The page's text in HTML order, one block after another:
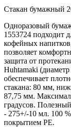
Стакан бумажный
Одноразовый
1553724 подходит
кофейных
позволяет
защита от
Huhtamaki
обеспечивает
стакана: 80 мм,
87,75 мм.
градусов.
- 275+/-10 мл. 100
покрытием PE.